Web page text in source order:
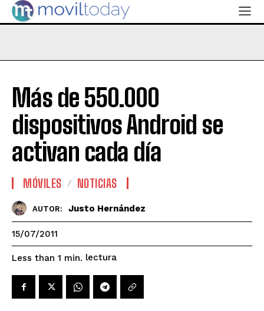
Más de 550.000
dispositivos Android se
activan cada día
MÓVILES NOTICIAS
AUTOR: Justo Hernández
15/07/2011
Less than 1 min. lectura